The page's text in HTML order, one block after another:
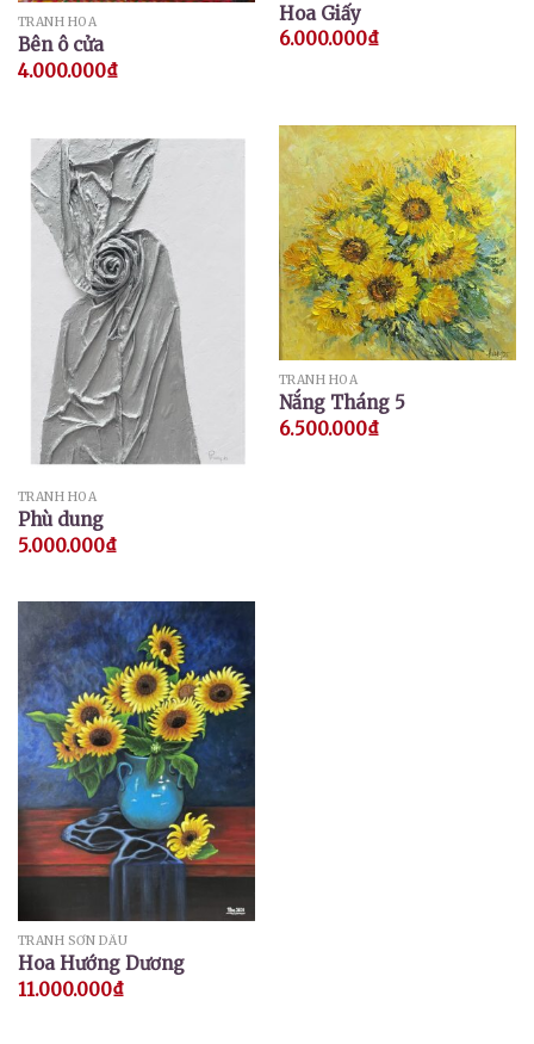
TRANH HOA
Bên ô cửa
4.000.000₫
Hoa Giấy
6.000.000₫
TRANH HOA
Phù dung
5.000.000₫
TRANH HOA
Nắng Tháng 5
6.500.000₫
TRANH SƠN DẦU
Hoa Hướng Dương
11.000.000₫